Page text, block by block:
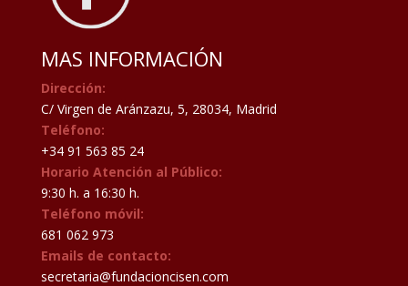
MAS INFORMACIÓN
Dirección:
C/ Virgen de Aránzazu, 5, 28034, Madrid
Teléfono:
+34 91 563 85 24
Horario Atención al Público:
9:30 h. a 16:30 h.
Teléfono móvil:
681 062 973
Emails de contacto:
secretaria@fundacioncisen.com